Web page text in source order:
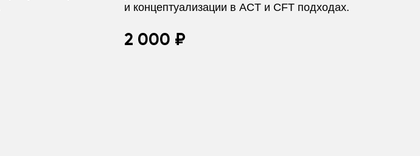
и концептуализации в ACT и CFT подходах.
2 000 ₽